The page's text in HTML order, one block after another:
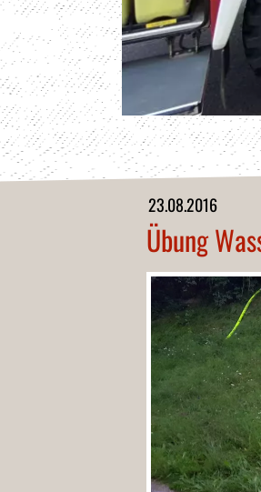
23.08.2016
Übung